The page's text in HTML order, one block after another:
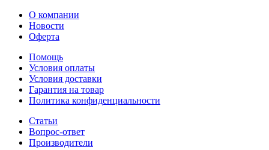
О компании
Новости
Оферта
Помощь
Условия оплаты
Условия доставки
Гарантия на товар
Политика конфиденциальности
Статьи
Вопрос-ответ
Производители